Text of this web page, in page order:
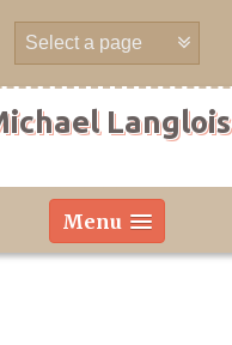
Langlois
Menu